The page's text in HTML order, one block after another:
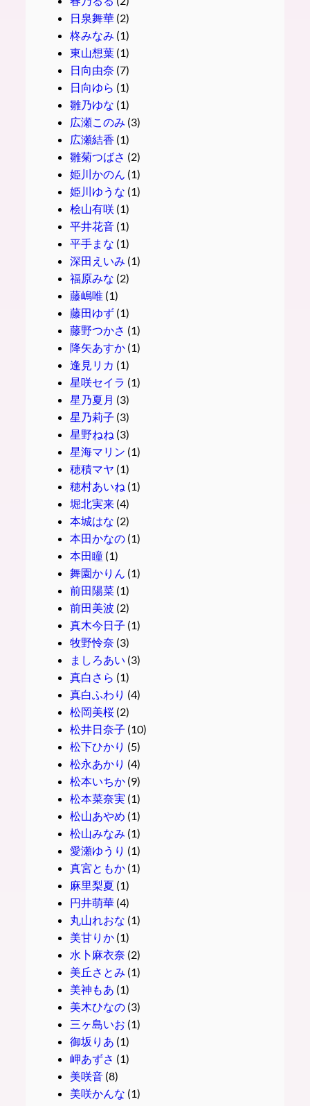
日泉舞華(2)
柊みなみ (1)
東山想葉(1)
日向由奈 (7)
日向ゆら (1)
雛乃ゆな (1)
広瀬このみ (3)
広瀬結香 (1)
雛菊つばさ (2)
姫川かのん (1)
姫川ゆうな (1)
桧山有咲(1)
平井花音(1)
平手まな (1)
深田えいみ (1)
福原みな (2)
藤嶋唯(1)
藤田ゆず(1)
藤野つかさ (1)
降矢あすか(1)
逢見リカ (1)
星咲セイラ (1)
星乃夏月 (3)
星乃莉子 (3)
星野ねね (3)
星海マリン (1)
穂積マヤ (1)
穂村あいね (1)
堀北実来(4)
本城はな (2)
本田かなの(1)
本田瞳(1)
舞園かりん (1)
前田陽菜(1)
前田美波 (2)
真木今日子 (1)
牧野怜奈 (3)
ましろあい (3)
真白さら (1)
真白ふわり (4)
松岡美桜(2)
松井日奈子 (10)
松下ひかり (5)
松永あかり (4)
松本いちか(9)
松本菜奈実 (1)
松山あやめ (1)
松山みなみ (1)
愛瀬ゆうり (1)
真宮ともか(1)
麻里梨夏 (1)
円井萌華(4)
丸山れおな (1)
美甘りか(1)
水卜麻衣奈 (2)
美丘さとみ (1)
美神もあ (1)
美木ひなの(3)
三ヶ島いお (1)
御坂りあ (1)
岬あずさ (1)
美咲音(8)
美咲かんな (1)